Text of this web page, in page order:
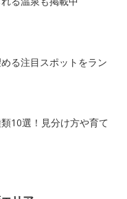
る注目スポットをラン
10選！見分け方や育て